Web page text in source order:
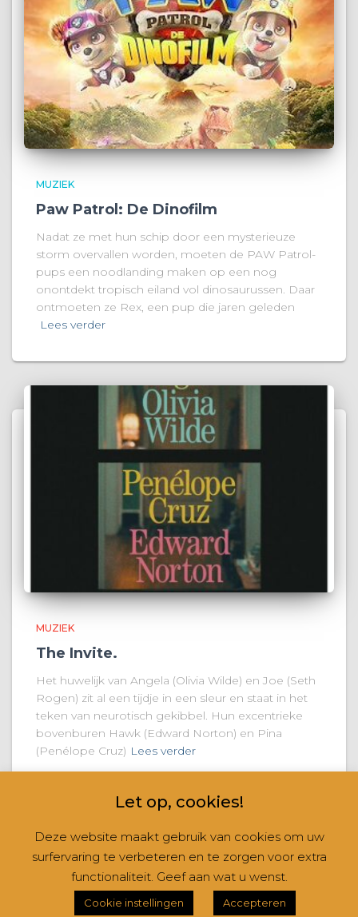
MUZIEK
Paw Patrol: De Dinofilm
Nadat ze met hun schip door een mysterieuze
storm overvallen worden, moeten de PAW Patrol-
pups een noodlanding maken op een nog
onontdekt tropisch eiland vol dinosaurussen. Daar
ontmoeten ze Rex, een pup die jaren geleden
Lees verder
MUZIEK
The Invite.
Het huwelijk van Angela (Olivia Wilde) en Joe (Seth
Rogen) zit al een tijdje in een sleur en staat in het
teken van neurotisch gekibbel. Hun excentrieke
bovenburen Hawk (Edward Norton) en Pina
(Penélope Cruz) Lees verder
CONTACT NIEUWSBRIEVEN RUBRIEKEN
Hestia | Ontwikkeld doorThemeIsle
Let op, cookies!
Deze website maakt gebruik van cookies om uw
surfervaring te verbeteren en te zorgen voor extra
functionaliteit. Geef aan wat u wenst.
Cookie instellingen Accepteren